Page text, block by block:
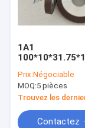
1A1
meulage de
à liaison de
pour
meulage de
Prix:Négociable
MOQ:5 pièces
Trouvez les
Contactez